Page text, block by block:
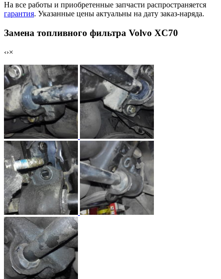
На все работы и приобретенные запчасти распространяется
гарантия. Указанные цены актуальны на дату заказ-наряда.
Замена топливного фильтра Volvo XC70
‹›×